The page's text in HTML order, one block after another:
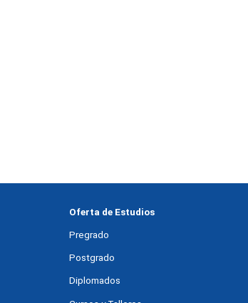
Oferta de Estudios
Pregrado
Postgrado
Diplomados